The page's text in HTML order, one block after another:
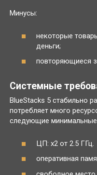
Минусы:
некоторые
деньги;
повторяющиеся
Системные
BlueStacks 5 стабильно
потребляет много
следующие минимальные
ЦП: x2 от 2.5 ГГц.
оперативная